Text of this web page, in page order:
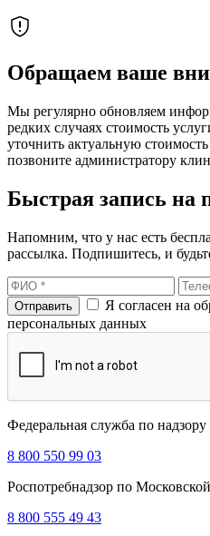
Обращаем ваше
Мы регулярно обновляем
редких случаях стоимость
уточнить актуальную
позвоните администратору
Быстрая запись на
Напомним, что у нас есть
рассылка. Подпишитесь, и
Я согласен на
персональных данных
Федеральная служба по
8 800 550 99 03
Роспотребнадзор по
8 800 555 49 43